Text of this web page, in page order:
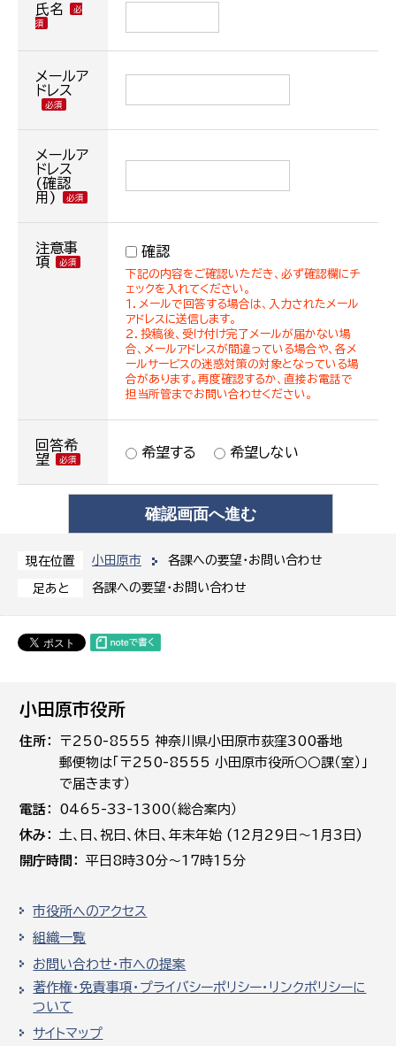
現在位置 小田原市 各課への要望・お問い合わせ
足あと 各課への要望・お問い合わせ
氏名
メールア
ドレス
メールア
ドレス
(確認
用)
注意事
項
確認
下記の内容をご確認いただき、必ず確認欄にチ
ェックを入れてください。
１．メールで回答する場合は、入力されたメール
アドレスに送信します。
２．投稿後、受け付け完了メールが届かない場
合、メールアドレスが間違っている場合や、各メ
ールサービスの迷惑対策の対象となっている場
合があります。再度確認するか、直接お電話で
担当所管までお問い合わせください。
回答希
望
希望する 希望しない
小田原市役所
住所
〒250-8555 神奈川県小田原市荻窪300番地
郵便物は「〒250-8555 小田原市役所○○課（室）」
で届きます）
電話
0465-33-1300（総合案内）
休み
土､日､祝日、休日、年末年始 (12月29日～1月3日)
開庁時間
平日8時30分～17時15分
市役所へのアクセス
組織一覧
お問い合わせ・市への提案
著作権・免責事項・プライバシーポリシー・リンクポリシーに
ついて
サイトマップ